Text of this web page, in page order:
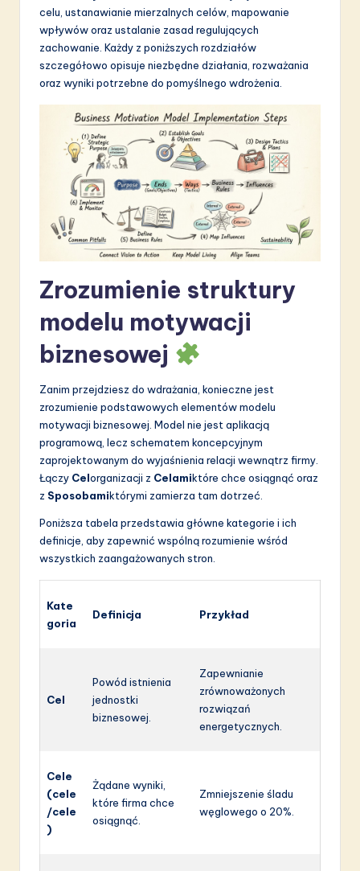
S
ti
o
celu, ustanawianie mierzalnych celów, mapowanie
wpływów oraz ustalanie zasad regulujących
zachowanie. Każdy z poniższych rozdziałów
szczegółowo opisuje niezbędne działania, rozważania
oraz wyniki potrzebne do pomyślnego wdrożenia.
Zrozumienie struktury
modelu motywacji
biznesowej
Zanim przejdziesz do wdrażania, konieczne jest
zrozumienie podstawowych elementów modelu
motywacji biznesowej. Model nie jest aplikacją
programową, lecz schematem koncepcyjnym
zaprojektowanym do wyjaśnienia relacji wewnątrz firmy.
Łączy Celorganizacji z Celamiktóre chce osiągnąć oraz
z Sposobamiktórymi zamierza tam dotrzeć.
Poniższa tabela przedstawia główne kategorie i ich
definicje, aby zapewnić wspólną rozumienie wśród
wszystkich zaangażowanych stron.
Kate
goria
Definicja Przykład
Cel
Powód istnienia
jednostki
biznesowej.
Zapewnianie
zrównoważonych
rozwiązań
energetycznych.
Cele
(cele
/cele
)
Żądane wyniki,
które firma chce
osiągnąć.
Zmniejszenie śladu
węglowego o 20%.